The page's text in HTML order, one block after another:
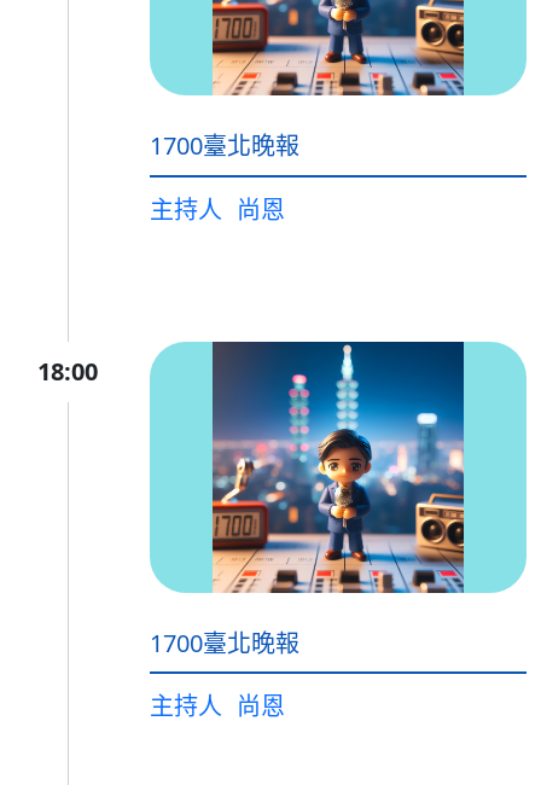
1700臺北晚報
主持人 尚恩
18:00
1700臺北晚報
主持人 尚恩